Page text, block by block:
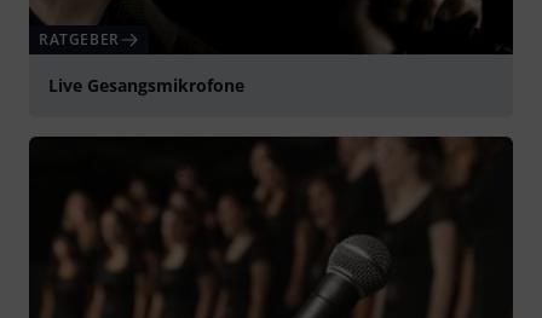
RATGEBER
Live Gesangsmikrofone